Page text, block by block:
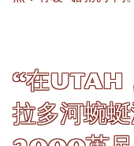
“在Utah
拉多河蜿